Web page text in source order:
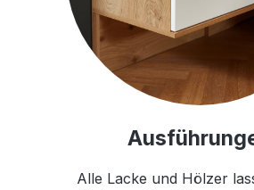
Alle Lacke und Hölzer